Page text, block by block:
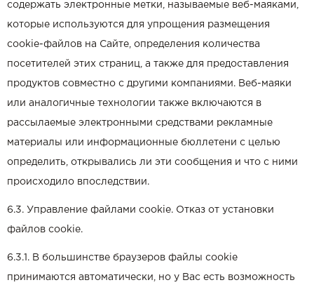
содержать электронные метки, называемые веб-маяками,
которые используются для упрощения размещения
сookie-файлов на Сайте, определения количества
посетителей этих страниц, а также для предоставления
продуктов совместно с другими компаниями. Веб-маяки
или аналогичные технологии также включаются в
рассылаемые электронными средствами рекламные
материалы или информационные бюллетени с целью
определить, открывались ли эти сообщения и что с ними
происходило впоследствии.
6.3. Управление файлами cookie. Отказ от установки
файлов cookie.
6.3.1. В большинстве браузеров файлы сookie
принимаются автоматически, но у Вас есть возможность